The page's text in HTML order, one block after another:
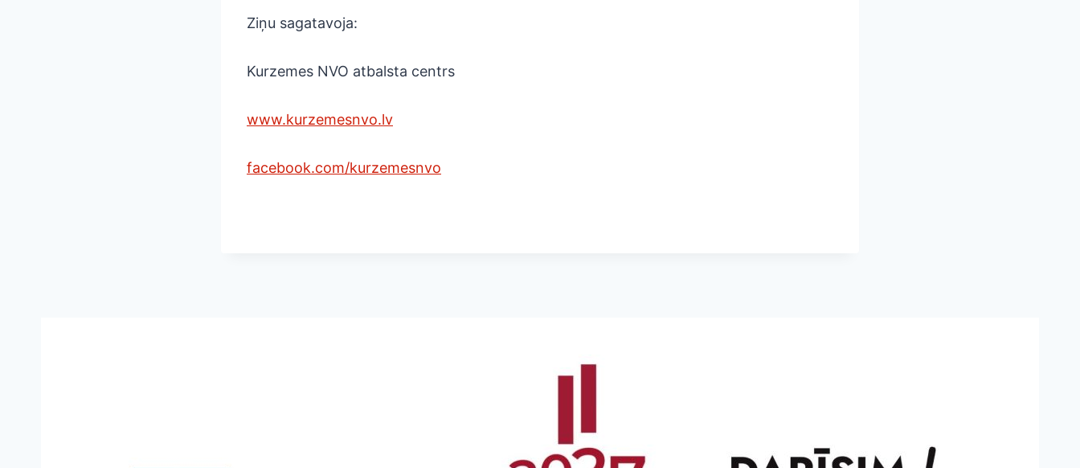
Ziņu sagatavoja:
Kurzemes NVO atbalsta centrs
www.kurzemesnvo.lv
facebook.com/kurzemesnvo